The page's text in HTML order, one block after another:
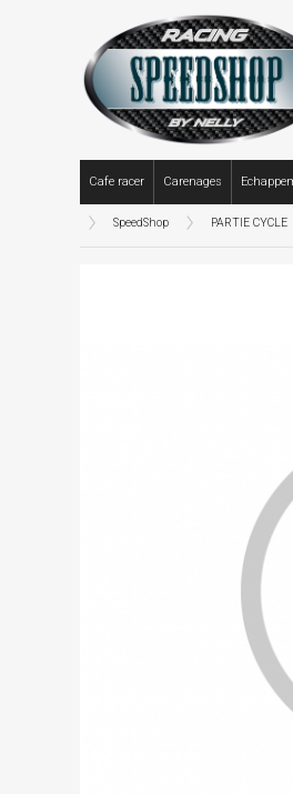
Cafe racer Carenages
SpeedShop PARTIE CYCLE